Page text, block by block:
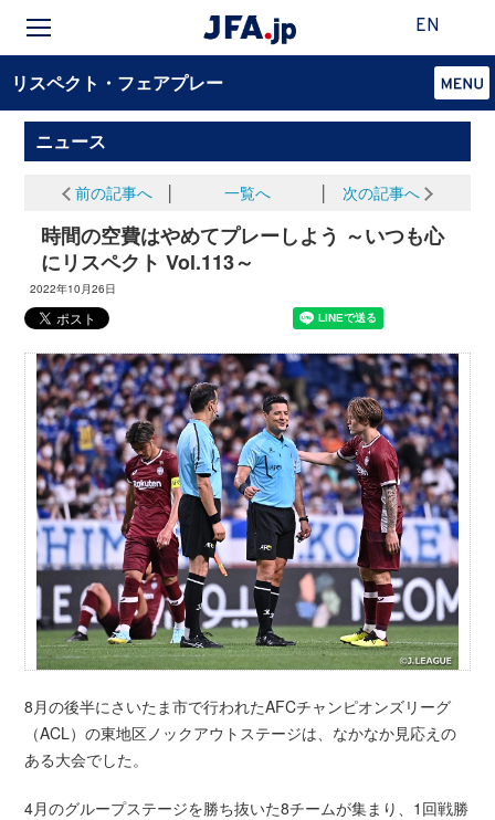
EN
リスペクト・フェアプレー
ニュース
前の記事へ 一覧へ 次の記事へ
時間の空費はやめてプレーしよう ～いつも心
にリスペクト Vol.113～
2022年10月26日
8月の後半にさいたま市で行われたAFCチャンピオンズリーグ
（ACL）の東地区ノックアウトステージは、なかなか見応えの
ある大会でした。
4月のグループステージを勝ち抜いた8チームが集まり、1回戦勝